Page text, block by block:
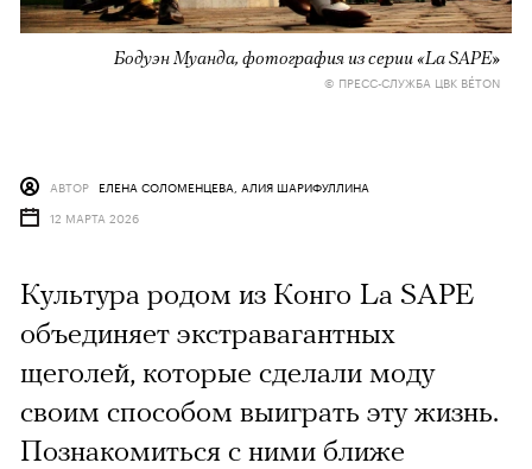
Бодуэн Муанда, фотография из серии «La SAPE»
© ПРЕСС-СЛУЖБА ЦВК BÉTON
АВТОР ЕЛЕНА СОЛОМЕНЦЕВА, АЛИЯ ШАРИФУЛЛИНА
12 МАРТА 2026
Культура родом из Конго La SAPE
объединяет экстравагантных
щеголей, которые сделали моду
своим способом выиграть эту жизнь.
Познакомиться с ними ближе